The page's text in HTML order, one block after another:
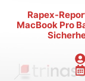
Rapex-
MacBook Pro